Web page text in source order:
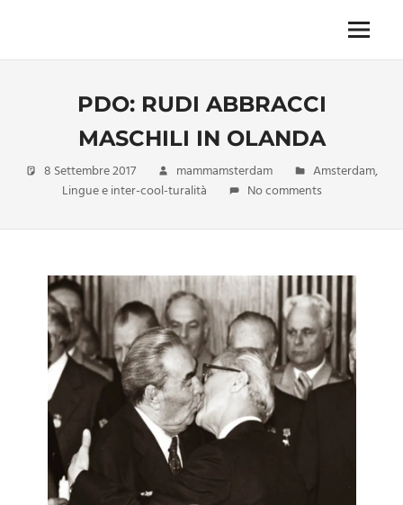
content
imprescindibile,
oggi
nuova
confezione
migliorata
Menu
PDO: RUDI ABBRACCI
MASCHILI IN OLANDA
8 Settembre 2017 mammamsterdam Amsterdam,
Lingue e inter-cool-turalità
No comments